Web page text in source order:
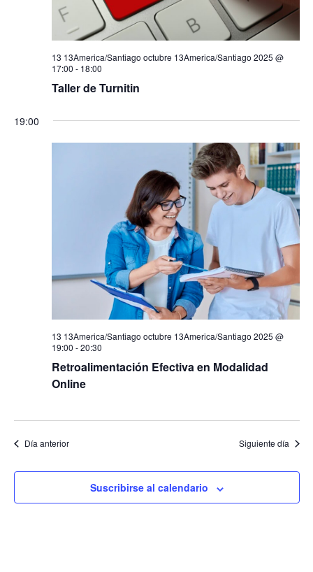
Eventos
13 13America/Santiago octubre 13America/Santiago 2025 @
17:00 - 18:00
Taller de Turnitin
19:00
13 13America/Santiago octubre 13America/Santiago 2025 @
19:00 -20:30
Retroalimentación Efectiva en Modalidad
Online
Día anterior Siguiente día
Suscribirse al calendario